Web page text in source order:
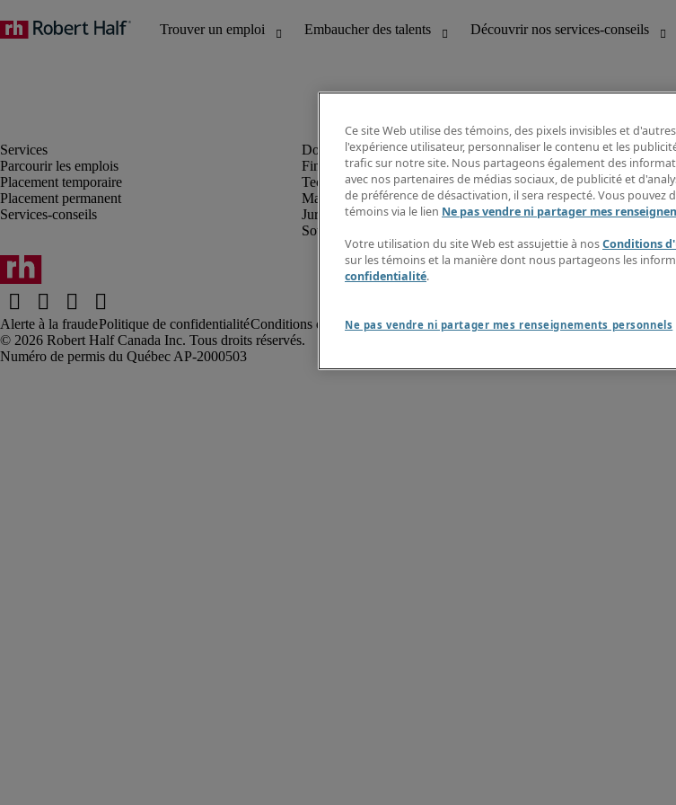
Parcourir les emplois
Placement temporaire
Placement permanent
Services-conseils
Finance et comptabilité
Technologie
Marketing et création
Juridique
Soutien administratif et à la clientèle
Découvrir
Répertoire
Guide
Rapports de
Contactez-
Alerte à la fraudePolitique de confidentialitéConditions d’utilisation Rapport sur l'esclavage moderne
Robert Half Canada Inc. Tous droits réservés.
Ce site Web utilise des témoins, des pixels invisibles et
l'expérience utilisateur, personnaliser le contenu et les
trafic sur notre site. Nous partageons également des
avec nos partenaires de médias sociaux, de publicité et
de préférence de désactivation, il sera respecté. Vous pouvez
témoins via le lien Ne pas vendre ni partager mes
Votre utilisation du site Web est assujettie à nosConditions
sur les témoins et la manière dont nous partageons les
confidentialité.
Ne pas vendre ni partager mes renseignements personnels